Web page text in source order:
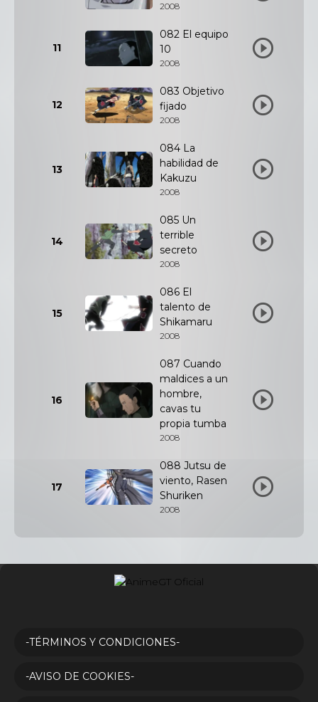
2008
11
082 El equipo
10
2008
12
083 Objetivo
fijado
2008
13
084 La
habilidad de
Kakuzu
2008
14
085 Un
terrible
secreto
2008
15
086 El
talento de
Shikamaru
2008
16
087 Cuando
maldices a un
hombre,
cavas tu
propia tumba
2008
17
088 Jutsu de
viento, Rasen
Shuriken
2008
-TÉRMINOS Y CONDICIONES-
-AVISO DE COOKIES-